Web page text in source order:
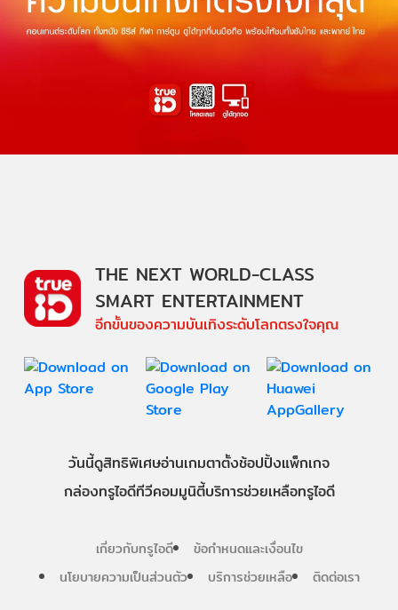
THE NEXT WORLD-CLASS
SMART ENTERTAINMENT
อีกขั้นของความบันเทิงระดับโลกตรงใจคุณ
วันนี้ดูสิทธิพิเศษอ่านเกมตาตั้งช้อปปิ้งแพ็กเกจ
กล่องทรูไอดีทีวีคอมมูนิตี้บริการช่วยเหลือทรูไอดี
เกี่ยวกับทรูไอดี
ข้อกำหนดและเงื่อนไข
นโยบายความเป็นส่วนตัว
บริการช่วยเหลือ ติดต่อเรา